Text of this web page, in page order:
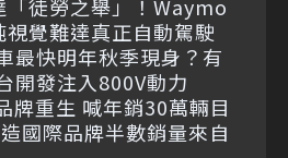
「徒勞之舉」！Waymo
覺難達真正自動駕駛
最快明年秋季現身？有
開發注入800V動力
牌重生 喊年銷30萬輛目
國際品牌半數銷量來自